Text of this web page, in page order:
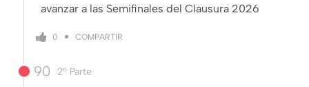
avanzar a las Semifinales del Clausura 2026
0 COMPARTIR
90 2º Parte